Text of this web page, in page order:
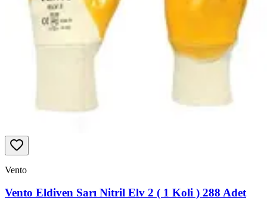
Vento
Vento Eldiven Sarı Nitril Elv 2 ( 1 Koli ) 288 Adet